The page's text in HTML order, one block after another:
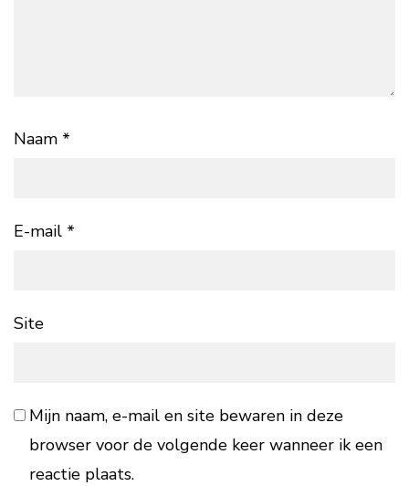
Naam *
E-mail *
Site
Mijn naam, e-mail en site bewaren in deze
browser voor de volgende keer wanneer ik een
reactie plaats.